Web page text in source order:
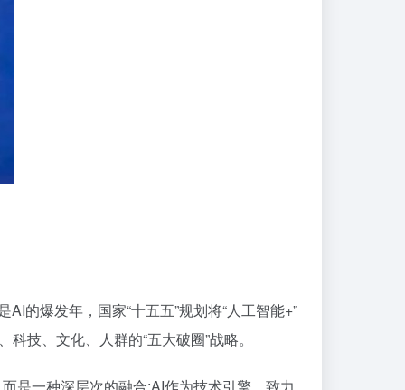
的爆发年，国家“十五五”规划将“人工智能+”
技、文化、人群的“五大破圈”战略。